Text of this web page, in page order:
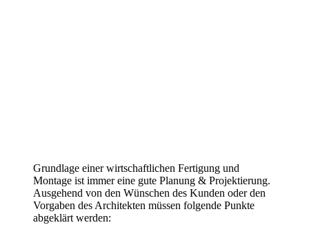
Grundlage einer wirtschaftlichen Fertigung und
Montage ist immer eine gute Planung & Projektierung.
Ausgehend von den Wünschen des Kunden oder den
Vorgaben des Architekten müssen folgende Punkte
abgeklärt werden: